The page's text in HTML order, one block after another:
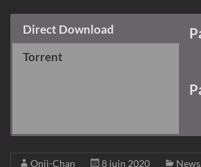
Direct Download
Torrent
Onii-Chan 8 juin 2020 News